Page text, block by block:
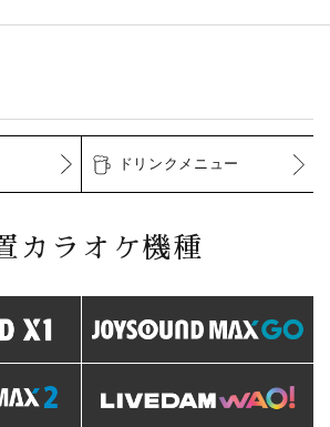
ドリンクメニュー
カラオケ機種